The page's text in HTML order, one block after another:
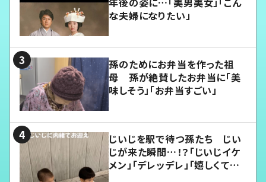
な夫婦になりたい」
孫のためにお弁当を作った祖
母 孫が絶賛したお弁当に「美
味しそう」「お弁当すごい」
じいじを駅で待つ孫たち じい
じが来た瞬間…！？「じいじイケ
メン」「デレッデレ」「嬉しくて可